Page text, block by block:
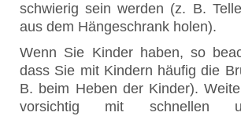
schwierig sein werden (z. B.
aus dem Hängeschrank holen).
Wenn Sie Kinder haben, so
dass Sie mit Kindern häufig die
B. beim Heben der Kinder).
vorsichtig mit schnellen